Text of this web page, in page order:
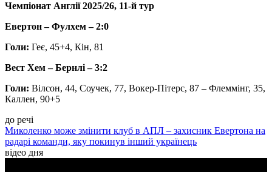
Чемпіонат Англії 2025/26, 11-й тур
Евертон – Фулхем – 2:0
Голи: Геє, 45+4, Кін, 81
Вест Хем – Бернлі – 3:2
Голи: Вілсон, 44, Соучек, 77, Вокер-Пітерс, 87 – Флеммінг, 35,
Каллен, 90+5
до речі
Миколенко може змінити клуб в АПЛ – захисник Евертона на
радарі команди, яку покинув інший українець
відео дня